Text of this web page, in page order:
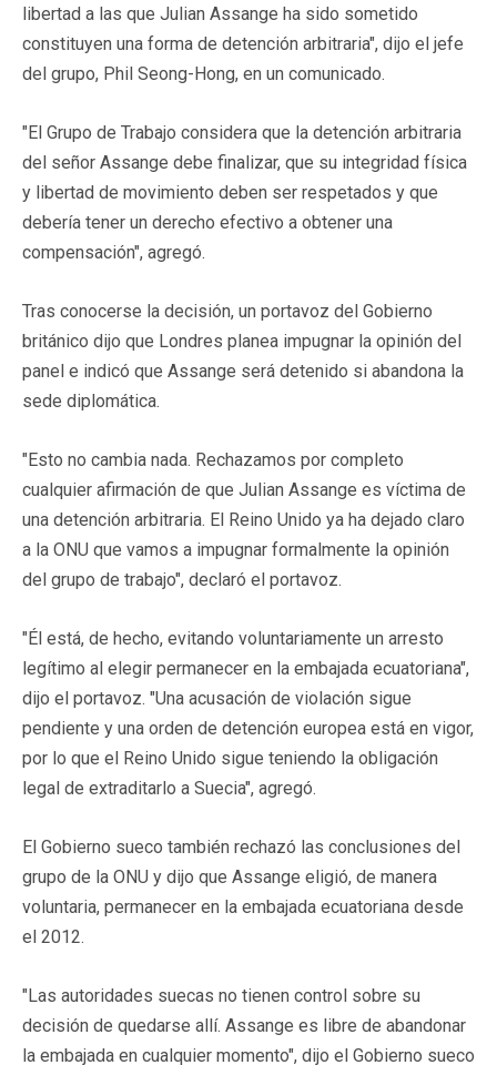
libertad a las que Julian Assange ha sido sometido
constituyen una forma de detención arbitraria", dijo el jefe
del grupo, Phil Seong-Hong, en un comunicado.
"El Grupo de Trabajo considera que la detención arbitraria
del señor Assange debe finalizar, que su integridad física
y libertad de movimiento deben ser respetados y que
debería tener un derecho efectivo a obtener una
compensación", agregó.
Tras conocerse la decisión, un portavoz del Gobierno
británico dijo que Londres planea impugnar la opinión del
panel e indicó que Assange será detenido si abandona la
sede diplomática.
"Esto no cambia nada. Rechazamos por completo
cualquier afirmación de que Julian Assange es víctima de
una detención arbitraria. El Reino Unido ya ha dejado claro
a la ONU que vamos a impugnar formalmente la opinión
del grupo de trabajo", declaró el portavoz.
"Él está, de hecho, evitando voluntariamente un arresto
legítimo al elegir permanecer en la embajada ecuatoriana",
dijo el portavoz. "Una acusación de violación sigue
pendiente y una orden de detención europea está en vigor,
por lo que el Reino Unido sigue teniendo la obligación
legal de extraditarlo a Suecia", agregó.
El Gobierno sueco también rechazó las conclusiones del
grupo de la ONU y dijo que Assange eligió, de manera
voluntaria, permanecer en la embajada ecuatoriana desde
el 2012.
"Las autoridades suecas no tienen control sobre su
decisión de quedarse allí. Assange es libre de abandonar
la embajada en cualquier momento", dijo el Gobierno sueco